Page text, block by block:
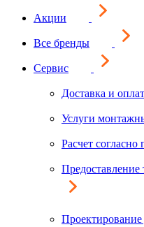
Акции
Все бренды
Сервис
Доставка и
Услуги
Расчет согласно
Предоставление